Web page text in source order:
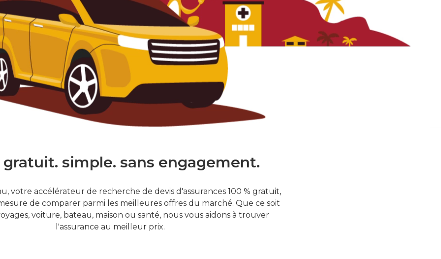
gratuit. simple. sans engagement.
votre accélérateur de recherche de devis d'assurances 100 % gratuit,
de comparer parmi les meilleures offres du marché. Que ce soit
voiture, bateau, maison ou santé, nous vous aidons à trouver
l'assurance au meilleur prix.